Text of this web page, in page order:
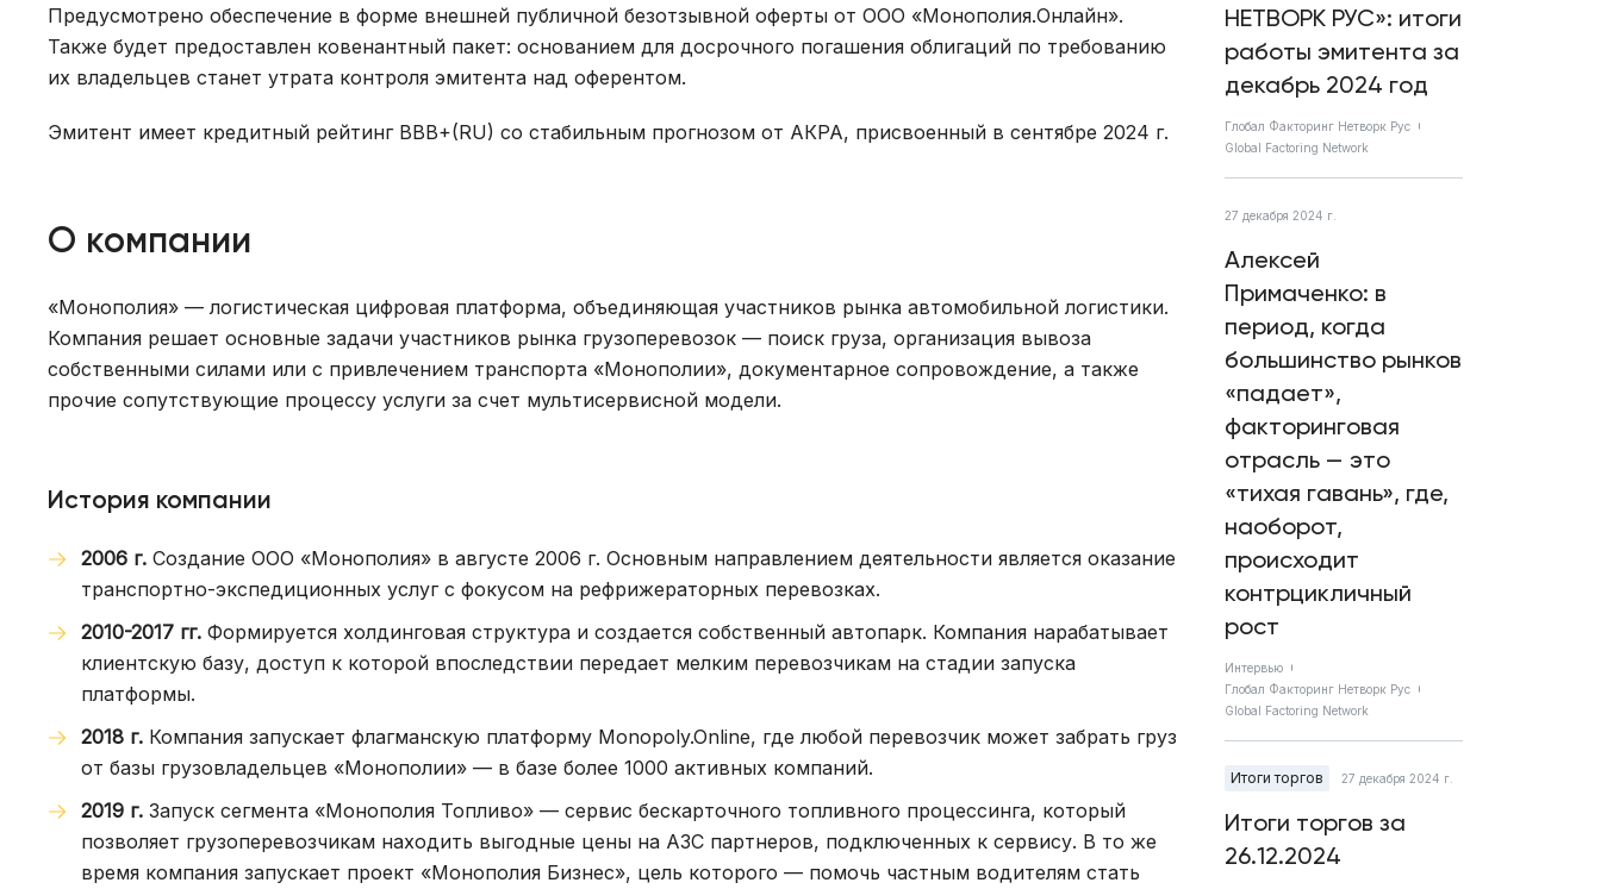
Предусмотрено обеспечение в форме внешней публичной безотзывной оферты от ООО «Монополия.Онлайн».
Также будет предоставлен ковенантный пакет: основанием для досрочного погашения облигаций по требованию
их владельцев станет утрата контроля эмитента над оферентом.
Эмитент имеет кредитный рейтинг BBB+(RU) со стабильным прогнозом от АКРА, присвоенный в сентябре 2024 г.
О компании
«Монополия» — логистическая цифровая платформа, объединяющая участников рынка автомобильной логистики.
Компания решает основные задачи участников рынка грузоперевозок — поиск груза, организация вывоза
собственными силами или с привлечением транспорта «Монополии», документарное сопровождение, а также
прочие сопутствующие процессу услуги за счет мультисервисной модели.
История компании
2006 г. Создание ООО «Монополия» в августе 2006 г. Основным направлением деятельности является оказание
транспортно-экспедиционных услуг с фокусом на рефрижераторных перевозках.
2010-2017 гг. Формируется холдинговая структура и создается собственный автопарк. Компания нарабатывает
клиентскую базу, доступ к которой впоследствии передает мелким перевозчикам на стадии запуска
платформы.
2018 г. Компания запускает флагманскую платформу Monopoly.Online, где любой перевозчик может забрать груз
от базы грузовладельцев «Монополии» — в базе более 1000 активных компаний.
2019 г. Запуск сегмента «Монополия Топливо» — сервис бескарточного топливного процессинга, который
позволяет грузоперевозчикам находить выгодные цены на АЗС партнеров, подключенных к сервису. В то же
время компания запускает проект «Монополия Бизнес», цель которого — помочь частным водителям стать
НЕТВОРК РУС»: итоги
работы эмитента за
декабрь 2024 год
Глобал Факторинг Нетворк Рус
Global Factoring Network
27 декабря 2024 г.
Алексей
Примаченко: в
период, когда
большинство рынков
«падает»,
факторинговая
отрасль — это
«тихая гавань», где,
наоборот,
происходит
контрцикличный
рост
Интервью
Глобал Факторинг Нетворк Рус
Global Factoring Network
Итоги торгов 27 декабря 2024 г.
Итоги торгов за
26.12.2024